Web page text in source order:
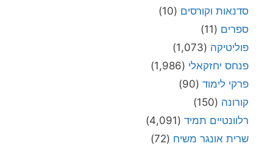
סדנאות וקורסים (10)
ספרים (11)
פוליטיקה (1,073)
פנחס יחזקאלי (1,986)
פרקי לימוד (90)
קורונה (150)
רלוונטיים תמיד (4,091)
שרית אונגר משיח (72)